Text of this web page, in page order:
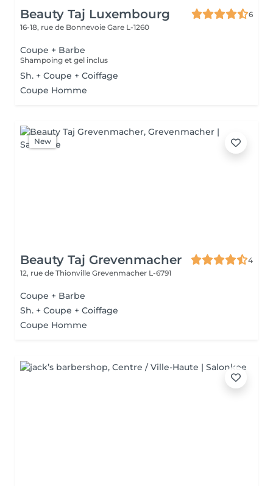
Beauty Taj Luxembourg
6
16-18, rue de Bonnevoie Gare L-1260
Coupe + Barbe
Shampoing et gel inclus
Sh. + Coupe + Coiffage
Coupe Homme
New
Beauty Taj Grevenmacher
4
12, rue de Thionville Grevenmacher L-6791
Coupe + Barbe
Sh. + Coupe + Coiffage
Coupe Homme